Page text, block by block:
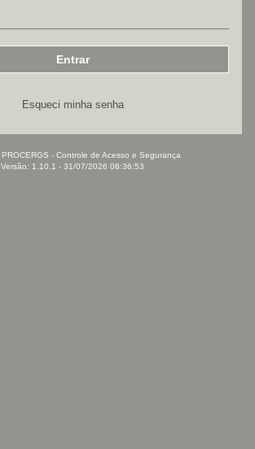
Esqueci minha senha
PROCERGS - Controle de Acesso e Segurança
Versão: 1.10.1 - 31/07/2026 08:36:53